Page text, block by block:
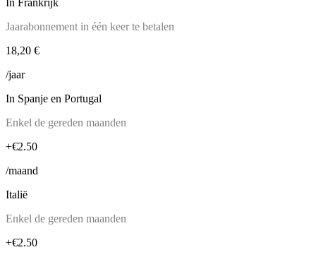
In Frankrijk
Jaarabonnement in één keer te betalen
18,20 €
/jaar
In Spanje en Portugal
Enkel de gereden maanden
+€2.50
/maand
Italië
Enkel de gereden maanden
+€2.50